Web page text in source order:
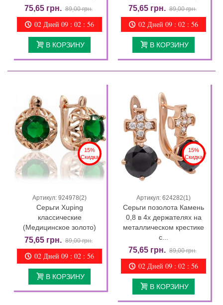
75,65 грн. 89,00 грн.
02 Дней 09 : 02 : 55
В КОРЗИНУ
75,65 грн. 89,00 грн.
02 Дней 09 : 02 : 55
В КОРЗИНУ
15%
Скидка
Артикул: 924978(2)
Серьги Xuping
классические
(Медицинское золото)
75,65 грн. 89,00 грн.
02 Дней 09 : 02 : 55
В КОРЗИНУ
15%
Скидка
Артикул: 624282(1)
Серьги позолота Камень
0,8 в 4х держателях на
металлическом крестике
с...
75,65 грн. 89,00 грн.
02 Дней 09 : 02 : 55
В КОРЗИНУ